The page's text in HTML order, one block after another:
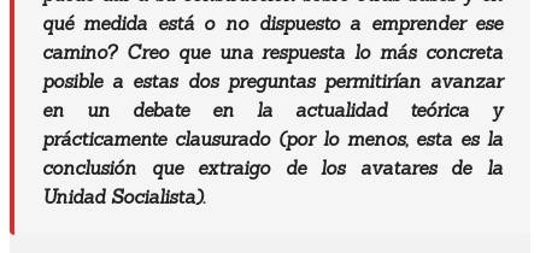
qué medida está o no dispuesto a emprender ese
camino? Creo que una respuesta lo más concreta
posible a estas dos preguntas permitirían avanzar
en un debate en la actualidad teórica y
prácticamente clausurado (por lo menos, esta es la
conclusión que extraigo de los avatares de la
Unidad Socialista).